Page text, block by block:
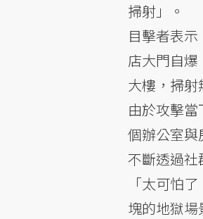
掃射」。
目擊者表
店大門自
大樓，掃射
由於攻擊
個辦公室
不斷透過社
「太可怕
塊的地獄